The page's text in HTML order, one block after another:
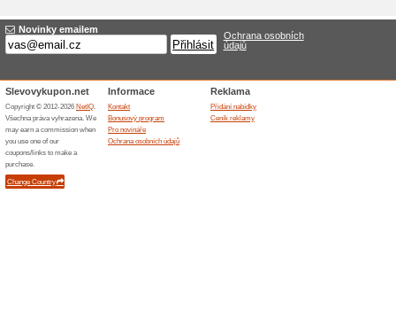
3 000 Kč sleva na
240x330
100% fungovalo